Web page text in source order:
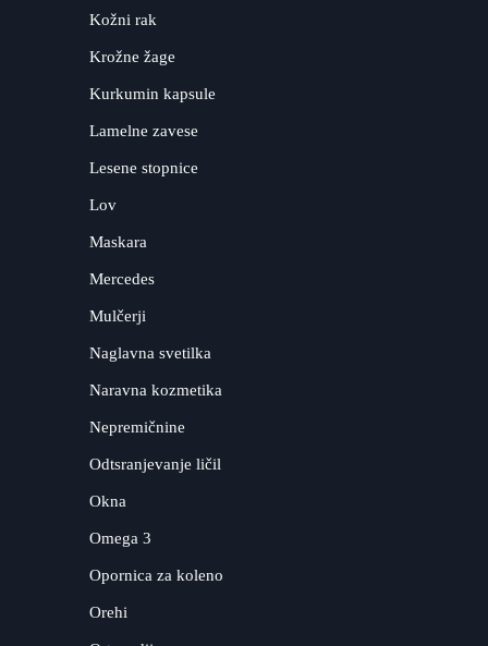
Kožni rak
Krožne žage
Kurkumin kapsule
Lamelne zavese
Lesene stopnice
Lov
Maskara
Mercedes
Mulčerji
Naglavna svetilka
Naravna kozmetika
Nepremičnine
Odtsranjevanje ličil
Okna
Omega 3
Opornica za koleno
Orehi